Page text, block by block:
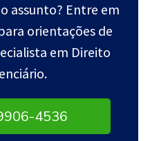
assunto? Entre em
orientações de
em Direito
4536